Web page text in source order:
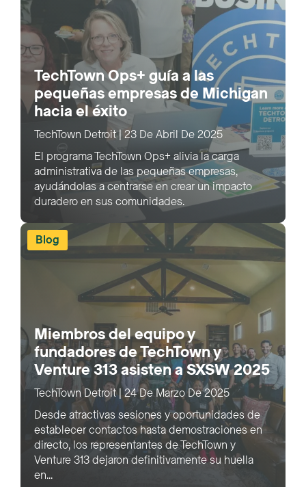
TechTown Ops+ guía a las
pequeñas empresas de Michigan
hacia el éxito
TechTown Detroit|23 De Abril De 2025
El programa TechTown Ops+ alivia la carga
administrativa de las pequeñas empresas,
ayudándolas a centrarse en crear un impacto
duradero en sus comunidades.
Blog
Miembros del equipo y
fundadores de TechTown y
Venture 313 asisten a SXSW 2025
TechTown Detroit|24 De Marzo De 2025
Desde atractivas sesiones y oportunidades de
establecer contactos hasta demostraciones en
directo, los representantes de TechTown y
Venture 313 dejaron definitivamente su huella
en...